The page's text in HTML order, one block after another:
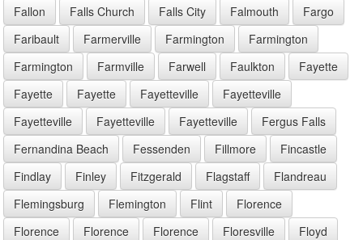
Fallon Falls Church Falls City Falmouth
Fargo
Faribault
Farmerville Farmington
Farmington
Farmington
Farmville Farwell Faulkton
Fayette
Fayette
Fayette Fayetteville
Fayetteville
Fayetteville
Fayetteville Fayetteville
Fergus Falls
Fernandina Beach
Fessenden Fillmore
Fincastle
Findlay
Finley Fitzgerald Flagstaff
Flandreau
Flemingsburg
Flemington Flint
Florence
Florence
Florence Florence Floresville
Floyd